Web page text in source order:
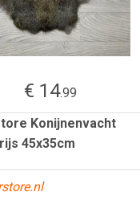
€ 14.99
Konijnenvacht
45x35cm